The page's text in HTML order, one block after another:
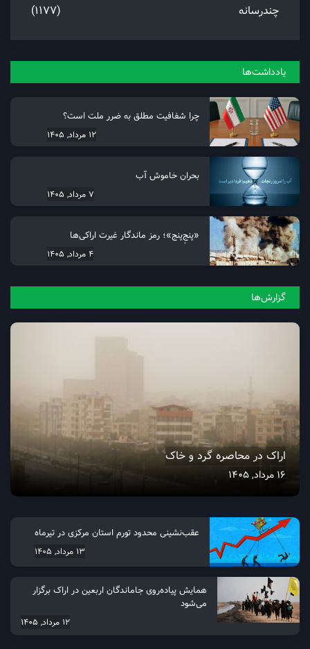
چندرسانه
(1177)
یادداشت‌ها
چرا شفافیت مطلق به ضرر ملت است؟
12 مرداد, 1405
بحران خاموش آب
7 مرداد, 1405
«پنجِ‌پنج»؛ رمز ماندگار غیرت اراکی‌ها
4 مرداد, 1405
گزارش‌ها
اراک در محاصره گرد و خاک
16 مرداد, 1405
عقب‌نشینی محدود تورم استان مرکزی در تیرماه
13 مرداد, 1405
همایش پیاده‌روی جاماندگان اربعین در اراک برگزار
می‌شود
12 مرداد, 1405